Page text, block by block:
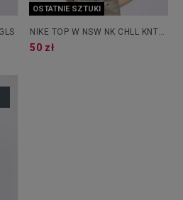
OSTATNIE SZTUKI
NIKE TOP W NSW NK CHLL KNT
CAMI
50 zł